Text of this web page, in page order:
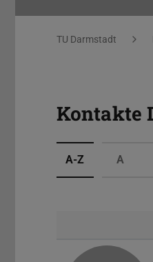
Sie befinden sich
TU Darmstadt
Kontakte
A-Z A